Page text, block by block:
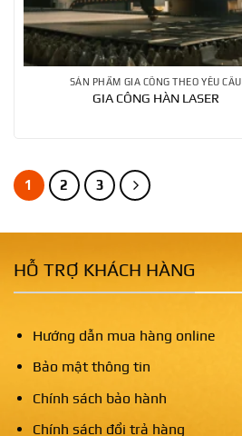
SẢN PHẨM GIA CÔNG THEO YÊU CẦU
GIA CÔNG HÀN LASER
1 2 3
HỖ TRỢ KHÁCH HÀNG
Hướng dẫn mua hàng online
Bảo mật thông tin
Chính sách bảo hành
Chính sách đổi trả hàng